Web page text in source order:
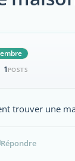
1 POSTS
trouver une
Répondre